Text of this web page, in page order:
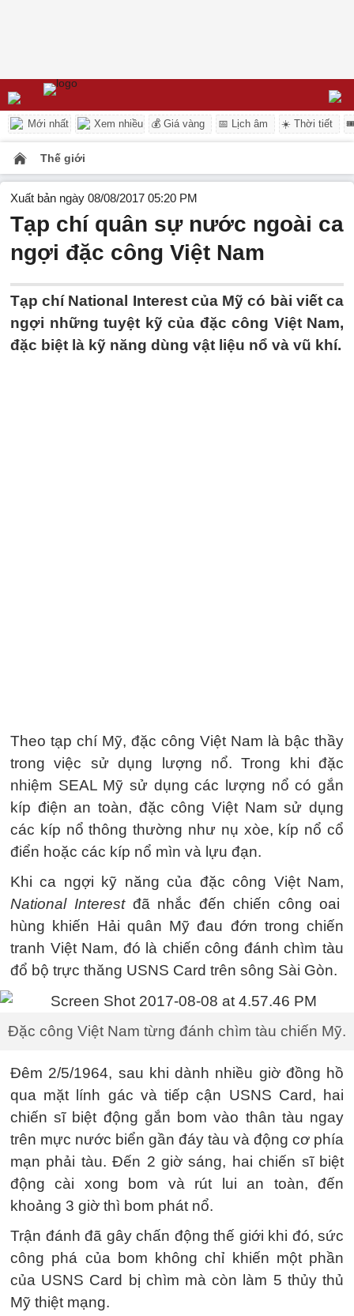
Mới nhất Xem nhiều 💰 Giá vàng 📅 Lịch âm ☀️ Thời tiết
Thế giới
Xuất bản ngày 08/08/2017 05:20 PM
Tạp chí quân sự nước ngoài ca
ngợi đặc công Việt Nam
Tạp chí National Interest của Mỹ có bài viết ca
ngợi những tuyệt kỹ của đặc công Việt Nam,
đặc biệt là kỹ năng dùng vật liệu nổ và vũ khí.
Theo tạp chí Mỹ, đặc công Việt Nam là bậc thầy
trong việc sử dụng lượng nổ. Trong khi đặc
nhiệm SEAL Mỹ sử dụng các lượng nổ có gắn
kíp điện an toàn, đặc công Việt Nam sử dụng
các kíp nổ thông thường như nụ xòe, kíp nổ cổ
điển hoặc các kíp nổ mìn và lựu đạn.
Khi ca ngợi kỹ năng của đặc công Việt Nam,
National Interestđã nhắc đến chiến công oai
hùng khiến Hải quân Mỹ đau đớn trong chiến
tranh Việt Nam, đó là chiến công đánh chìm tàu
đổ bộ trực thăng USNS Card trên sông Sài Gòn.
Đặc công Việt Nam từng đánh chìm tàu chiến Mỹ.
Đêm 2/5/1964, sau khi dành nhiều giờ đồng hồ
qua mặt lính gác và tiếp cận USNS Card, hai
chiến sĩ biệt động gắn bom vào thân tàu ngay
trên mực nước biển gần đáy tàu và động cơ phía
mạn phải tàu. Đến 2 giờ sáng, hai chiến sĩ biệt
động cài xong bom và rút lui an toàn, đến
khoảng 3 giờ thì bom phát nổ.
Trận đánh đã gây chấn động thế giới khi đó, sức
công phá của bom không chỉ khiến một phần
của USNS Card bị chìm mà còn làm 5 thủy thủ
Mỹ thiệt mạng.